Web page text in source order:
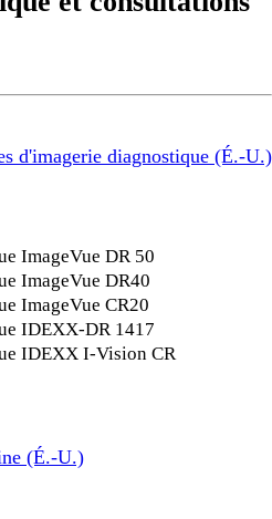
d'imagerie diagnostique (É.-U.)
ImageVue DR 50
ImageVue DR40
ImageVue CR20
IDEXX-DR 1417
IDEXX I-Vision CR
(É.-U.)